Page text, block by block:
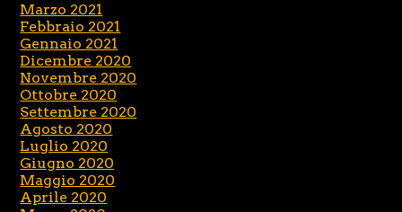
Marzo 2021
Febbraio 2021
Gennaio 2021
Dicembre 2020
Novembre 2020
Ottobre 2020
Settembre 2020
Agosto 2020
Luglio 2020
Giugno 2020
Maggio 2020
Aprile 2020